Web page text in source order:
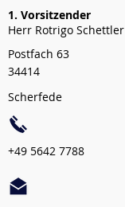
1. Vorsitzender
Herr Rotrigo Schettler
Postfach 63
34414
Scherfede
+49 5642 7788